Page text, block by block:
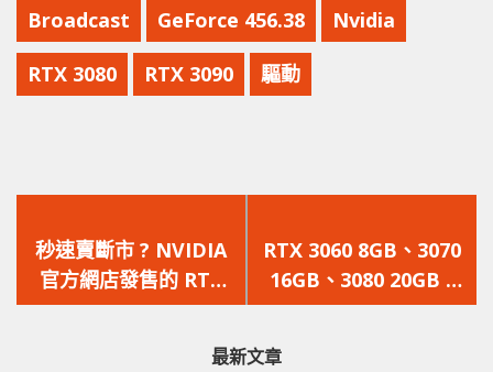
Broadcast GeForce 456.38 Nvidia
RTX 3080 RTX 3090 驅動
一
篇
文
秒速賣斷市 ? NVIDIA
官方網店發售的 RTX
3080 FE 被馬上搶空
一
篇
文
RTX 3060 8GB、3070
16GB、3080 20GB ?
GIGABYTE 遊戲序號兌
最新文章